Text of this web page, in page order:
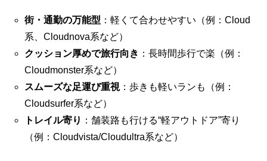
街・通勤の万能型 ：軽くて合わせやすい（例：Cloud
系、Cloudnova系など）
クッション厚めで旅行向き ：長時間歩行で楽（例：
Cloudmonster系など）
スムーズな足運び重視：歩きも軽いランも（例：
Cloudsurfer系など）
トレイル寄り ：舗装路も行ける“軽アウトドア”寄り
（例：Cloudvista/Cloudultra系など）